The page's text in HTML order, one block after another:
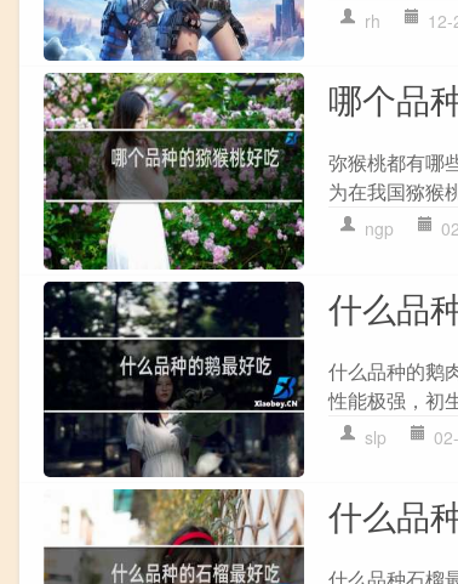
rh 12-
哪个品
弥猴桃都有哪
为在我国猕猴
ngp
什么品
什么品种的鹅
性能极强，初
slp
什么品